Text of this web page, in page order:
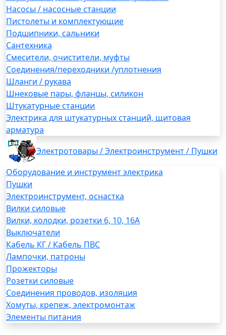
Насосы / насосные станции
Пистолеты и комплектующие
Подшипники, сальники
Сантехника
Смесители, очистители, муфты
Соединения/переходники /уплотнения
Шланги / рукава
Шнековые пары, фланцы, силикон
Штукатурные станции
Электрика для штукатурных станций, щитовая
арматура
Электротовары / Электроинструмент / Пушки
Оборудование и инструмент электрика
Пушки
Электроинструмент, оснастка
Вилки силовые
Вилки, колодки, розетки 6, 10, 16А
Выключатели
Кабель КГ / Кабель ПВС
Лампочки, патроны
Прожекторы
Розетки силовые
Соединения проводов, изоляция
Хомуты, крепеж, электромонтаж
Элементы питания